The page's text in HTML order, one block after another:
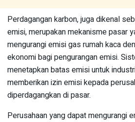
Perdagangan karbon, juga dikenal
emisi, merupakan mekanisme pasar
mengurangi emisi gas rumah kaca
ekonomi bagi pengurangan emisi.
menetapkan batas emisi untuk
memberikan izin emisi kepada
diperdagangkan di pasar.
Perusahaan yang dapat mengurangi